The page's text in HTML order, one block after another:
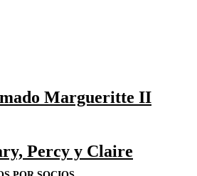
Margueritte II
Percy y Claire